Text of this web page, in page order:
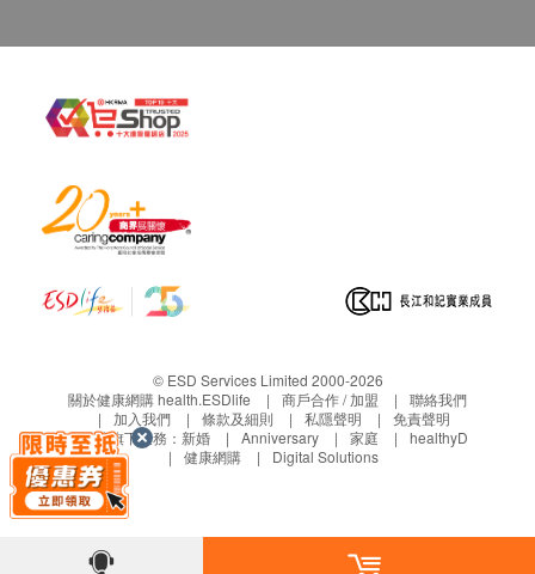
桌上型過濾系統飲水機 HCD-2 (連濾芯)：1 部
© ESD Services Limited 2000-2026
關於健康網購 health.ESDlife
商戶合作 / 加盟
聯絡我們
加入我們
條款及細則 私隱聲明
免責聲明
生活易旗下業務： 新婚 Anniversary 家庭
healthyD
健康網購
Digital Solutions